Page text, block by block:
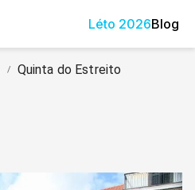
Léto 2026Blog
/ Quinta do Estreito